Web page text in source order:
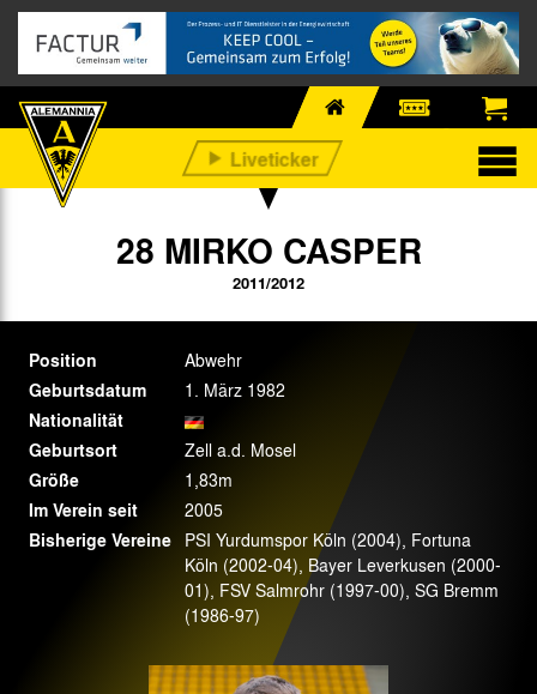
28 MIRKO CASPER
2011/2012
Position Abwehr
Geburtsdatum 1. März 1982
Nationalität
Geburtsort
Zell a.d. Mosel
Größe 1,83m
Im Verein seit 2005
Bisherige Vereine PSI Yurdumspor Köln (2004), Fortuna
Köln (2002-04), Bayer Leverkusen (2000-
01), FSV Salmrohr (1997-00), SG Bremm
(1986-97)